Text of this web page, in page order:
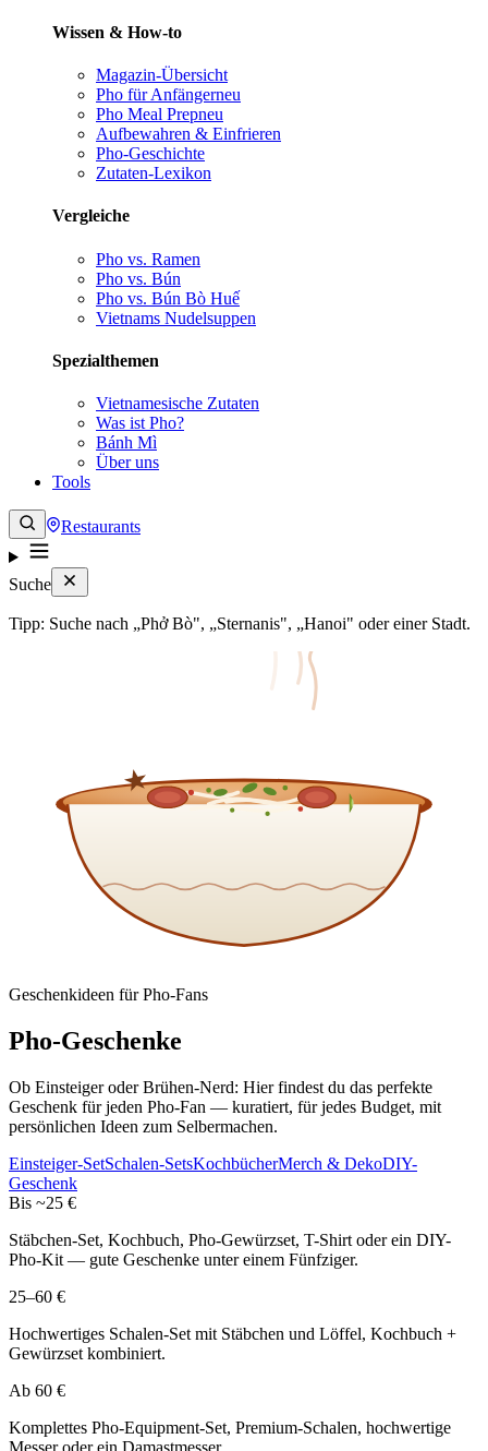
Wissen & How-to
Magazin-Übersicht
Pho für Anfängerneu
Pho Meal Prepneu
Aufbewahren & Einfrieren
Pho-Geschichte
Zutaten-Lexikon
Vergleiche
Pho vs. Ramen
Pho vs. Bún
Pho vs. Bún Bò Huế
Vietnams Nudelsuppen
Spezialthemen
Vietnamesische Zutaten
Was ist Pho?
Bánh Mì
Über uns
Tools
Restaurants
Suche
Tipp: Suche nach „Phở Bò", „Sternanis", „Hanoi" oder einer Stadt.
Geschenkideen für Pho-Fans
Pho-Geschenke
Ob Einsteiger oder Brühen-Nerd: Hier findest du das perfekte
Geschenk für jeden Pho-Fan — kuratiert, für jedes Budget, mit
persönlichen Ideen zum Selbermachen.
Einsteiger-SetSchalen-SetsKochbücherMerch & DekoDIY-
Geschenk
Bis ~25 €
Stäbchen-Set, Kochbuch, Pho-Gewürzset, T-Shirt oder ein DIY-
Pho-Kit — gute Geschenke unter einem Fünfziger.
25–60 €
Hochwertiges Schalen-Set mit Stäbchen und Löffel, Kochbuch +
Gewürzset kombiniert.
Ab 60 €
Komplettes Pho-Equipment-Set, Premium-Schalen, hochwertige